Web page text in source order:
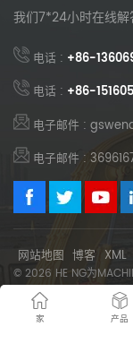
我们7*24小时在线
电话 : +86-
电话 : +86-
电子邮件 :
电子邮件 :
网站地图 博客 XML
© 2026 HE NG为
XML | 隐私政策 支
家 产品